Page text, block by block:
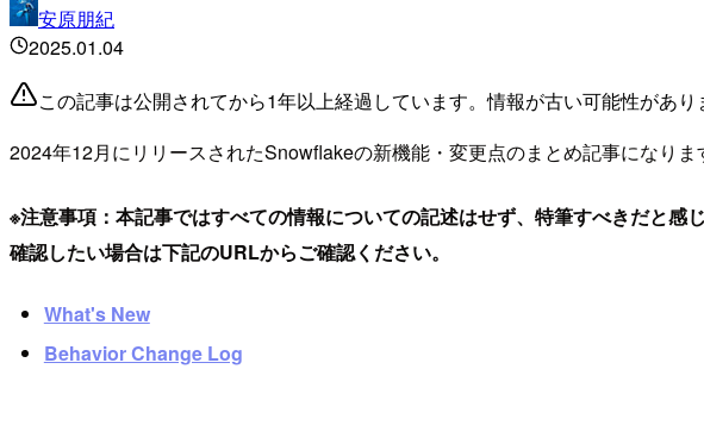
安原朋紀
2025.01.04
この記事は公開されてから1年以上経過しています。情報が古い可能性があり
2024年12月にリリースされたSnowflakeの新機能・変更点のまとめ記事になりま
※注意事項：本記事ではすべての情報についての記述はせず、特筆すべきだと
確認したい場合は下記のURLからご確認ください。
What's New
Behavior Change Log